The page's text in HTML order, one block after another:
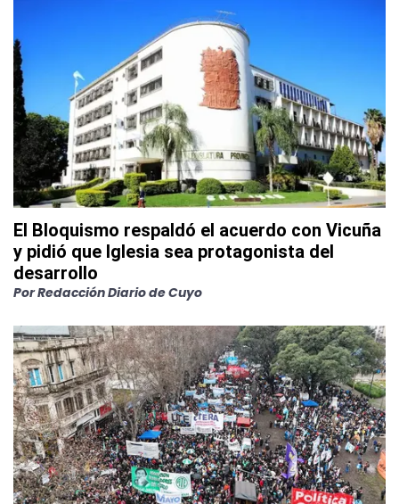
El Bloquismo respaldó el acuerdo con Vicuña
y pidió que Iglesia sea protagonista del
desarrollo
PorRedacción Diario de Cuyo